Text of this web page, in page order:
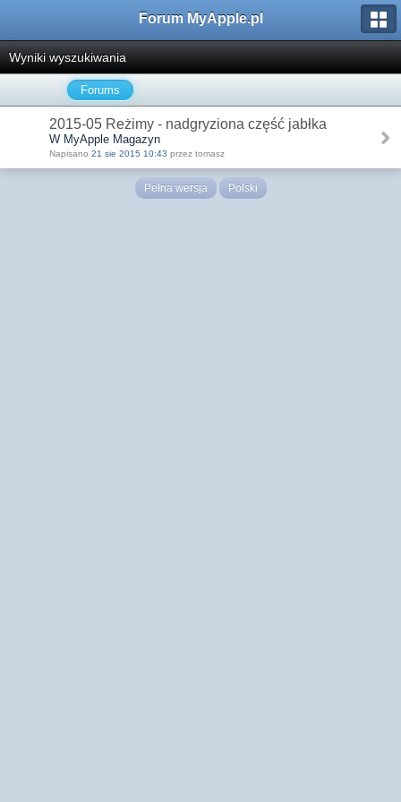
Forum MyApple.pl
Wyniki wyszukiwania
Forums
2015-05 Reżimy - nadgryziona część jabłka
W MyApple Magazyn
Napisano 21 sie 2015 10:43 przez tomasz
Pełna wersja Polski